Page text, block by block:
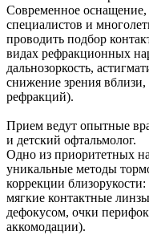
Современное
специалистов и
проводить подбор
видах рефракционных
дальнозоркость,
снижение зрения
рефракций).
Прием ведут опытные
и детский офтальмолог.
Одно из приоритетных
уникальные методы
коррекции
мягкие контактные
дефокусом, очки
аккомодации).